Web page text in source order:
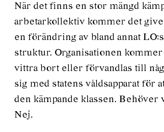
När det finns en stor mängd
arbetarkollektiv kommer det
en förändring av bland annat
struktur. Organisationen
vittra bort eller förvandlas till
sig med statens våldsapparat för
den kämpande klassen. Behöver
Nej.